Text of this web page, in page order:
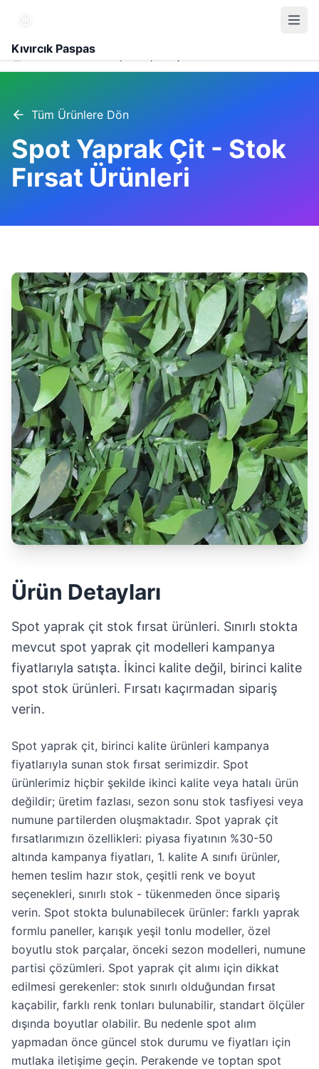
Kıvırcık Paspas
Ürünler
Tüm Ürünlere Dön
Spot Yaprak Çit - Stok
Fırsat Ürünleri
Ürün Detayları
Spot yaprak çit stok fırsat ürünleri. Sınırlı stokta
mevcut spot yaprak çit modelleri kampanya
fiyatlarıyla satışta. İkinci kalite değil, birinci kalite
spot stok ürünleri. Fırsatı kaçırmadan sipariş
verin.
Spot yaprak çit, birinci kalite ürünleri kampanya
fiyatlarıyla sunan stok fırsat serimizdir. Spot
ürünlerimiz hiçbir şekilde ikinci kalite veya hatalı ürün
değildir; üretim fazlası, sezon sonu stok tasfiyesi veya
numune partilerden oluşmaktadır. Spot yaprak çit
fırsatlarımızın özellikleri: piyasa fiyatının %30-50
altında kampanya fiyatları, 1. kalite A sınıfı ürünler,
hemen teslim hazır stok, çeşitli renk ve boyut
seçenekleri, sınırlı stok - tükenmeden önce sipariş
verin. Spot stokta bulunabilecek ürünler: farklı yaprak
formlu paneller, karışık yeşil tonlu modeller, özel
boyutlu stok parçalar, önceki sezon modelleri, numune
partisi çözümleri. Spot yaprak çit alımı için dikkat
edilmesi gerekenler: stok sınırlı olduğundan fırsat
kaçabilir, farklı renk tonları bulunabilir, standart ölçüler
dışında boyutlar olabilir. Bu nedenle spot alım
yapmadan önce güncel stok durumu ve fiyatları için
mutlaka iletişime geçin. Perakende ve toptan spot